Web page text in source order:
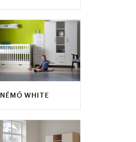
NÉMÓ WHITE